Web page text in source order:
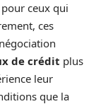
ceux qui
ces
de crédit plus
leur
que la